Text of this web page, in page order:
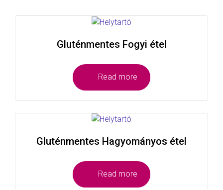
Gluténmentes Fogyi étel
Read more
Gluténmentes Hagyományos étel
Read more